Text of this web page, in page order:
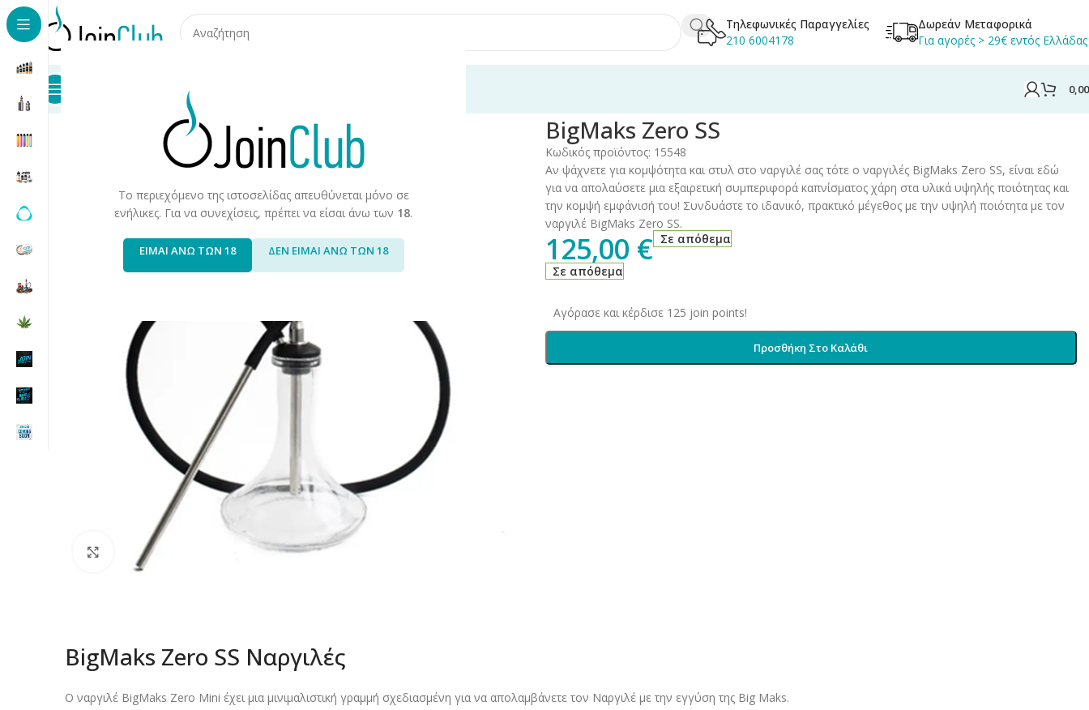
Το περιεχόμενο της ιστοσελίδας απευθύνεται μόνο σε
ενήλικες. Για να συνεχίσεις, πρέπει να είσαι άνω των 18.
ΕΙΜΑΙ ΑΝΩ ΤΩΝ 18 ΔΕΝ ΕΙΜΑΙ ΑΝΩ ΤΩΝ 18
Τηλεφωνικές Παραγγελίες
210 6004178
Δωρεάν Μεταφορικά
Για αγορές > 29€ εντός
Καταστήματα
Προϊόντα Καπνού
Click to enlarge
BigMaks Zero SS
Κωδικός προϊόντος: 15548
Αν ψάχνετε για κομψότητα και στυλ στο ναργιλέ σας τότε ο ναργιλές BigMaks Zero SS, είναι εδώ
για να απολαύσετε μια εξαιρετική συμπεριφορά καπνίσματος χάρη στα υλικά υψηλής ποιότητας και
την κομψή εμφάνισή του! Συνδυάστε το ιδανικό, πρακτικό μέγεθος με την υψηλή ποιότητα με τον
ναργιλέ BigMaks Zero SS.
125,00 € Σε απόθεμα
Σε απόθεμα
Αγόρασε και κέρδισε 125 join points!
Προσθήκη Στο Καλάθι
BigMaks Zero SS Ναργιλές
Ο ναργιλέ BigMaks Zero Mini έχει μια μινιμαλιστική γραμμή σχεδιασμένη για να απολαμβάνετε τον Ναργιλέ με την εγγύση της Big Maks.